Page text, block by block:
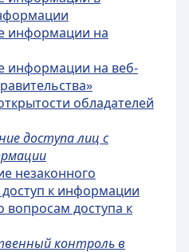
информации на
информации на веб-
обладателей
доступа лиц с
незаконного
к информации
вопросам доступа к
контроль в